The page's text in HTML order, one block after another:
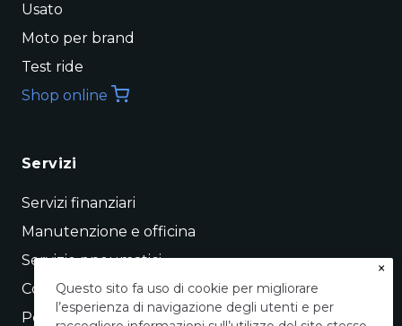
Usato
Moto per brand
Test ride
Shop online
Servizi
Servizi finanziari
Manutenzione e officina
Servizio pneumatici
Conto vendita
Permuta
×
Questo sito fa uso di cookie per migliorare
l’esperienza di navigazione degli utenti e per